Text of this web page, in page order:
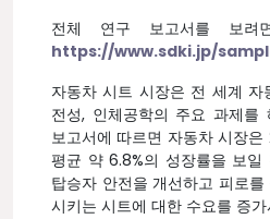
전체 연구 보고서를 보려
https://www.sdki.jp/
자동차 시트 시장은 전 세계 자
전성, 인체공학의 주요 과제를
보고서에 따르면 자동차 시장
평균 약 6.8%의 성장률을 보일
탑승자 안전을 개선하고 피로
시키는 시트에 대한 수요를 증